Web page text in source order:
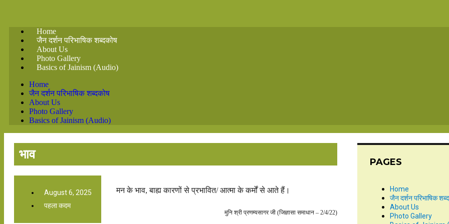
Home
जैन दर्शन परिभाषिक शब्दकोष
About Us
Photo Gallery
Basics of Jainism (Audio)
Home
जैन दर्शन परिभाषिक शब्दकोष
About Us
Photo Gallery
Basics of Jainism (Audio)
भाव
August 6, 2025
पहला कदम
मन के भाव, बाह्य कारणों से प्रभावित/ आत्मा के कर्मों से आते हैं।
मुनि श्री प्रणम्यसागर जी (जिज्ञासा समाधान – 2/4/22)
PAGES
Home
जैन दर्शन परिभाषिक
About Us
Photo Gallery